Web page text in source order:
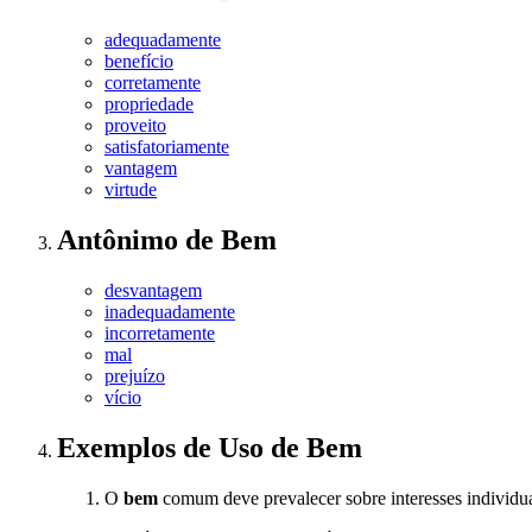
adequadamente
benefício
corretamente
propriedade
proveito
satisfatoriamente
vantagem
virtude
Antônimo de Bem
desvantagem
inadequadamente
incorretamente
mal
prejuízo
vício
Exemplos de Uso de Bem
O bem comum deve prevalecer sobre interesses